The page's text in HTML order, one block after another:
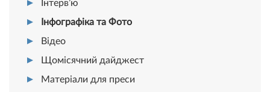
Інтерв’ю
Інфографіка та Фото
Відео
Щомісячний дайджест
Матеріали для преси